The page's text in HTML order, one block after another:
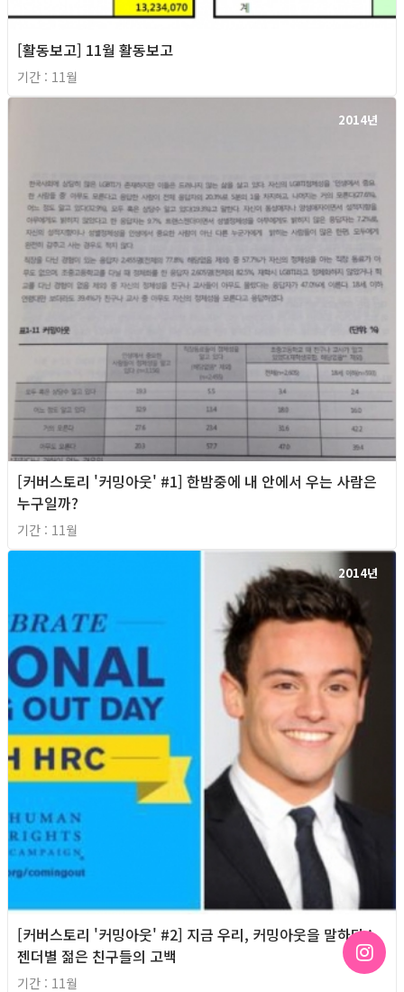
[활동보고] 11월 활동보고
기간 : 11월
2014년
[커버스토리 '커밍아웃' #1] 한밤중에 내 안에서 우는 사람은
누구일까?
기간 : 11월
2014년
[커버스토리 '커밍아웃' #2] 지금 우리, 커밍아웃을 말하다 :
젠더별 젊은 친구들의 고백
기간 : 11월